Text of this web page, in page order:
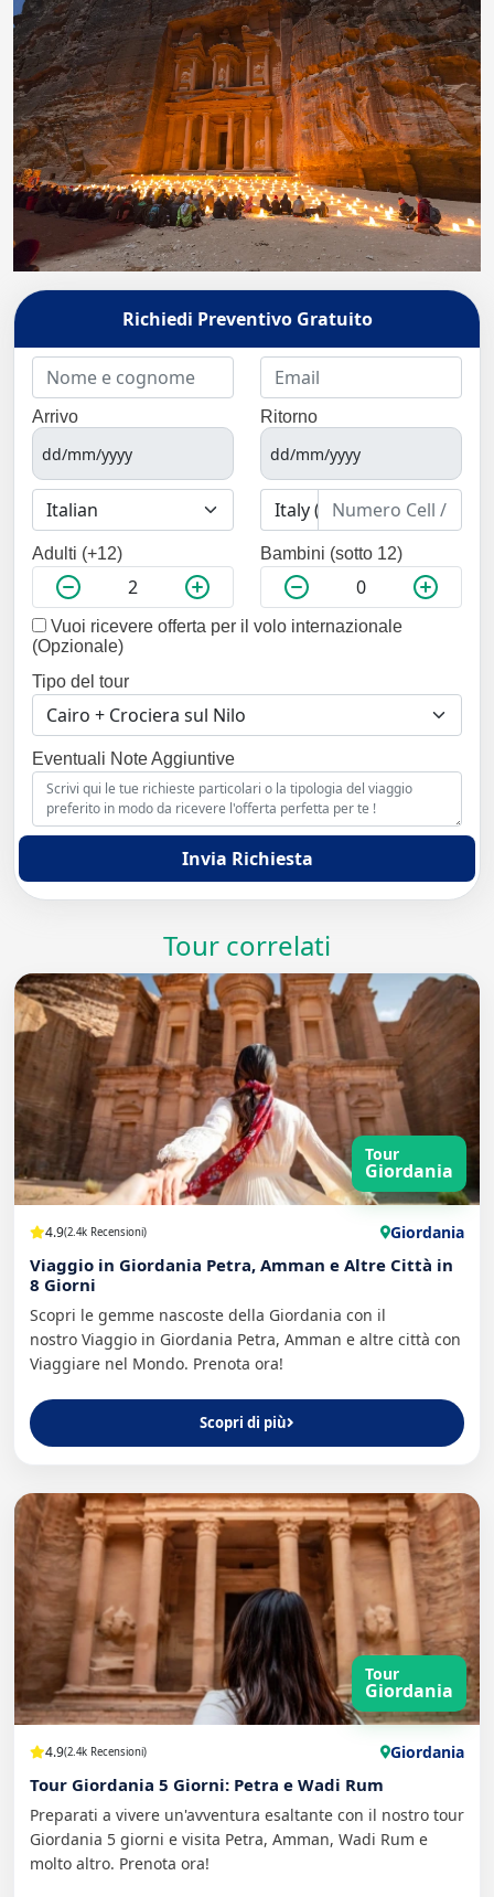
Richiedi Preventivo Gratuito
Arrivo Ritorno
Adulti (+12) Bambini (sotto 12)
Vuoi ricevere offerta per il volo internazionale
(Opzionale)
Tipo del tour
Eventuali Note Aggiuntive
Invia Richiesta
Tour correlati
Tour
Giordania
4.9(2.4k Recensioni) Giordania
Viaggio in Giordania Petra, Amman e Altre Città in
8 Giorni
Scopri le gemme nascoste della Giordania con il
nostro Viaggio in Giordania Petra, Amman e altre città con
Viaggiare nel Mondo. Prenota ora!
Scopri di più
Tour
Giordania
4.9(2.4k Recensioni) Giordania
Tour Giordania 5 Giorni: Petra e Wadi Rum
Preparati a vivere un'avventura esaltante con il nostro tour
Giordania 5 giorni e visita Petra, Amman, Wadi Rum e
molto altro. Prenota ora!